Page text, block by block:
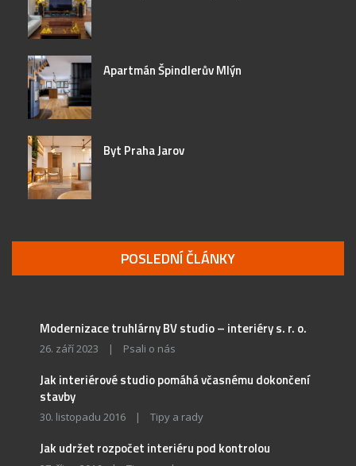
Apartmán Špindlerův Mlýn
Byt Praha Jarov
POSLEDNÍ ČLÁNKY
Modernizace truhlárny BV studio – interiéry s. r. o.
26. září 2023 | Psali o nás
Jak interiérové studio pomáhá včasnému dokončení
stavby
30. listopadu 2016 | Tipy a rady
Jak udržet rozpočet interiéru pod kontrolou